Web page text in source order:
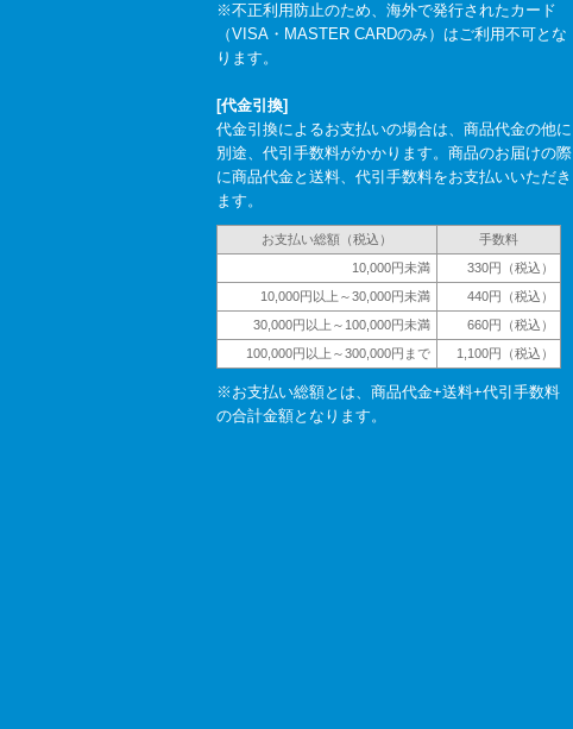
※不正利用防止のため、海外で発行されたカード
（VISA・MASTER CARDのみ）はご利用不可とな
ります。
[代金引換]
代金引換によるお支払いの場合は、商品代金の他に
別途、代引手数料がかかります。商品のお届けの際
に商品代金と送料、代引手数料をお支払いいただき
ます。
お支払い総額（税込）
手数料
10,000円未満
330円（税込）
10,000円以上～30,000円未満
440円（税込）
30,000円以上～100,000円未満
660円（税込）
100,000円以上～300,000円まで
1,100円（税込）
※お支払い総額とは、商品代金+送料+代引手数料
の合計金額となります。